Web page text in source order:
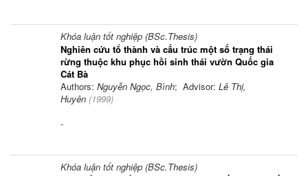
Khóa luận tốt nghiệp (BSc.Thesis)
Nghiên cứu tổ thành và cấu trúc một số trạng thái
rừng thuộc khu phục hồi sinh thái vườn Quốc gia
Cát Bà
Authors: Nguyễn Ngọc, Bình; Advisor: Lê Thị,
Huyên (1999)
-
Khóa luận tốt nghiệp (BSc.Thesis)